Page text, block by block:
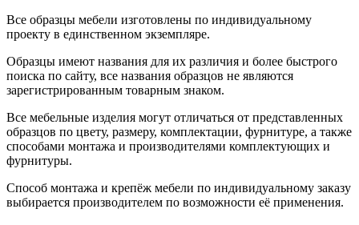
Все образцы мебели изготовлены по индивидуальному
проекту в единственном экземпляре.
Образцы имеют названия для их различия и более быстрого
поиска по сайту, все названия образцов не являются
зарегистрированным товарным знаком.
Все мебельные изделия могут отличаться от представленных
образцов по цвету, размеру, комплектации, фурнитуре, а также
способами монтажа и производителями комплектующих и
фурнитуры.
Способ монтажа и крепёж мебели по индивидуальному заказу
выбирается производителем по возможности её применения.